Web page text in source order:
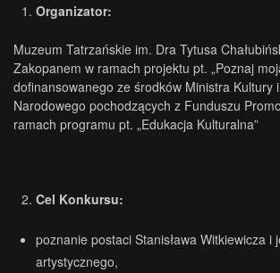
Organizator:
Muzeum Tatrzańskie im. Dra Tytusa
Zakopanem w ramach projektu pt. „Poznaj
dofinansowanego ze środków Ministra Kultury
Narodowego pochodzących z Funduszu
ramach programu pt. „Edukacja Kulturalna”
Cel Konkursu:
poznanie postaci Stanisława Witkiewicza i
artystycznego,